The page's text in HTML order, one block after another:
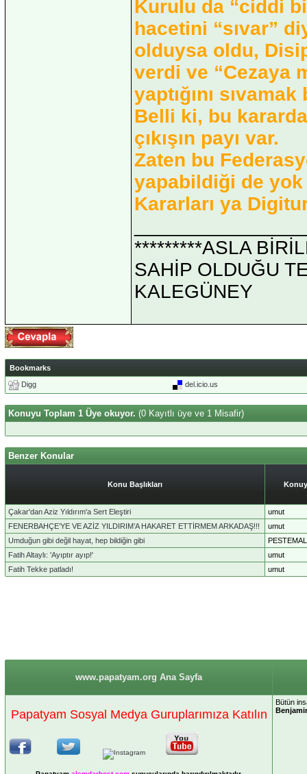
Kurulu da “ciddi
hacetini “sıvar”
olduysa oldu,
verdi ve “Cezaya
yaptığını
Belli ki, bu kararda
çıkışın payı var.
Zaten bu
yapabildiği de
Kararları ya
*********ASLA
SAHİP OLDUĞU
KALEGÜNEY
Bookmarks
Digg
del.icio.us
Konuyu Toplam 1 Üye okuyor. (0 Kayıtlı üye ve 1 Misafir)
Benzer Konular
Konu Başlıkları
Çakar'dan Aziz Yıldırım'a Sert Eleştiri
umut
FENERBAHÇE’YE VE AZİZ YILDIRIM’A HAKARET ETTİRMEM ARKADAŞ!!!
umut
Umduğun gibi değil hayat, hep bildiğin gibi
PESTEMAL
Fatih Altaylı: 'Ayıptır ayıp!'
umut
Fatih Tekke patladı!
umut
www.papatyam.org Ana Sayfa
Papatyam Sosyal Medya Guruplarımıza Katılın
Bütün